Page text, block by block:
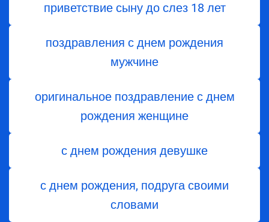
приветствие сыну до слез 18 лет
поздравления с днем рождения
мужчине
оригинальное поздравление с днем
рождения женщине
с днем рождения девушке
с днем рождения, подруга своими
словами